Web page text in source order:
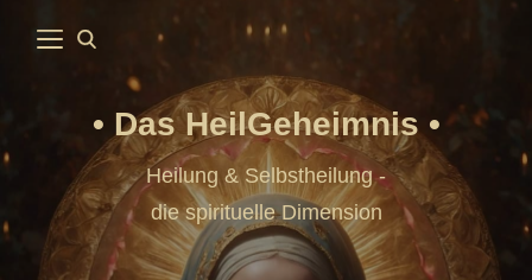
Das HeilGeheimnis
Heilung & Selbstheilung -
die spirituelle Dimension